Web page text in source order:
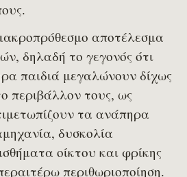
αποτέλεσμα
δηλαδή το γεγονός ότι
παιδιά μεγαλώνουν δίχως
περιβάλλον τους, ως
τα ανάπηρα
δυσκολία
οίκτου και φρίκης
περιθωριοποίηση.